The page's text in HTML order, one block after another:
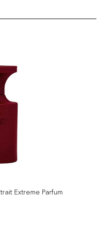
Extreme Parfum